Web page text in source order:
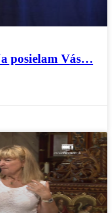
posielam Vás…